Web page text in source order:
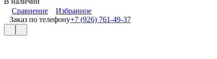
Сравнение
Избранное
Заказ по телефону+7 (926) 761-49-37